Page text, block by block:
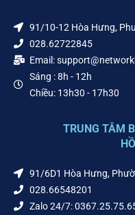
91/10-12 Hòa Hưng,
028.62722845
Email:
Sáng : 8h - 12h
Chiều: 13h30 - 17h30
TRUNG TÂM
91/6D1 Hòa Hưng,
028.66548201
Zalo 24/7: